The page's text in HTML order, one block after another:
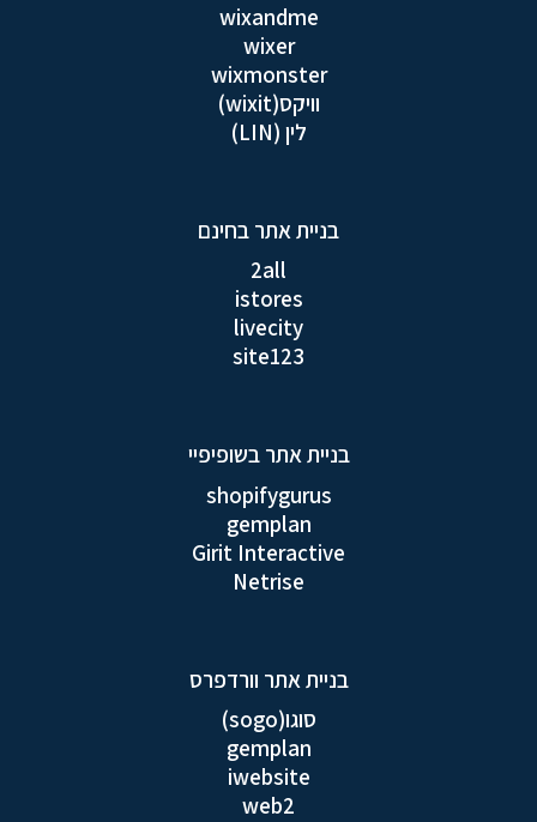
wixandme
wixer
wixmonster
וויקס(wixit)
לין (LIN)
בניית אתר בחינם
2all
istores
livecity
site123
בניית אתר בשופיפיי
shopifygurus
gemplan
Girit Interactive
Netrise
בניית אתר וורדפרס
סוגו(sogo)
gemplan
iwebsite
web2